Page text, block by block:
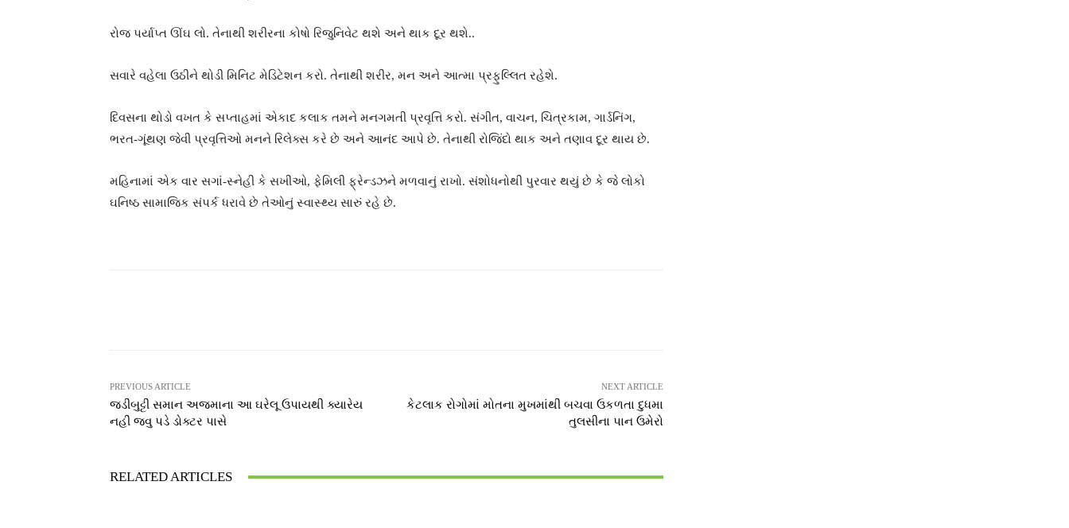
રોજ પર્યાપ્ત ઊંઘ લો. તેનાથી શરીરના કોષો રિજુનિવેટ થશે અને થાક દૂર થશે..
સવારે વહેલા ઉઠીને થોડી મિનિટ મેડિટેશન કરો. તેનાથી શરીર, મન અને આત્મા પ્રફુલ્લિત રહેશે.
દિવસના થોડો વખત કે સપ્તાહમાં એકાદ કલાક તમને મનગમતી પ્રવૃત્તિ કરો. સંગીત, વાચન, ચિત્રકામ, ગાર્ડનિંગ,
ભરત-ગૂંથણ જેવી પ્રવૃત્તિઓ મનને રિલેક્સ કરે છે અને આનંદ આપે છે. તેનાથી રોજિંદો થાક અને તણાવ દૂર થાય છે.
મહિનામાં એક વાર સગાં-સ્નેહી કે સખીઓ, ફેમિલી ફ્રેન્ડઝને મળવાનું રાખો. સંશોધનોથી પુરવાર થયું છે કે જે લોકો
ઘનિષ્ઠ સામાજિક સંપર્ક ધરાવે છે તેઓનું સ્વાસ્થ્ય સારું રહે છે.
PREVIOUS ARTICLE
જડીબુટ્ટી સમાન અજમાના આ ઘરેલૂ ઉપાયથી ક્યારેય
નહી જવુ પડે ડોક્ટર પાસે
NEXT ARTICLE
કેટલાક રોગોમાં મોતના મુખમાંથી બચવા ઉકળતા દુધમા
તુલસીના પાન ઉમેરો
RELATED ARTICLES